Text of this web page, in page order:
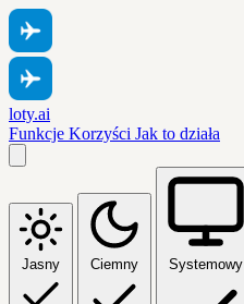
loty.ai
Funkcje Korzyści Jak to działa
Jasny Ciemny Systemowy